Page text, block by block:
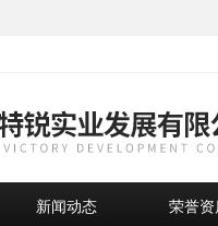
新闻动态 荣誉资